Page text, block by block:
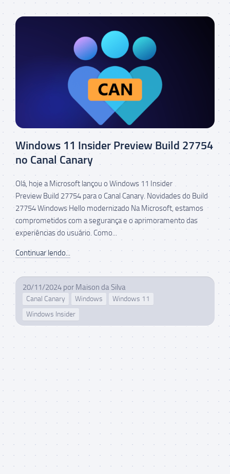
Windows 11 Insider Preview Build 27754
no Canal Canary
Olá, hoje a Microsoft lançou o Windows 11 Insider
Preview Build 27754 para o Canal Canary. Novidades do Build
27754 Windows Hello modernizado Na Microsoft, estamos
comprometidos com a segurança e o aprimoramento das
experiências do usuário. Como...
Continuar lendo...
20/11/2024 por Maison da Silva
Canal Canary Windows
Windows 11
Windows Insider